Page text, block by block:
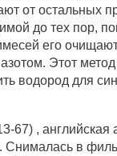
от остальных
до тех пор,
его
Этот
водород для
67) , английская
Снималась в